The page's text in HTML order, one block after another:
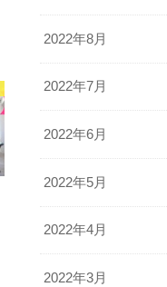
2022年8月
2022年7月
2022年6月
2022年5月
2022年4月
2022年3月